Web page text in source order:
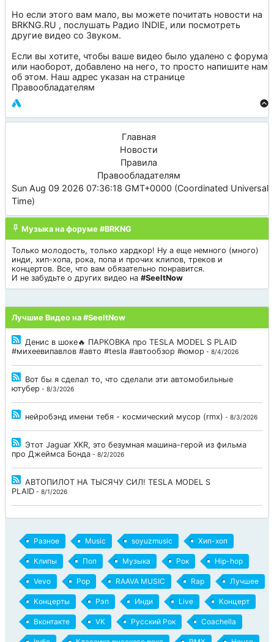
Но если этого вам мало, вы можете почитать новости на
BRKNG.RU , послушать Радио INDIE, или посмотреть
другие видео со Звуком.
Если вы хотите, чтобы ваше видео было удалено с форума
или наоборот, добавлено на него, то просто напишите нам
об этом. Наш адрес указан на странице
Правообладателям
Главная
Новости
Правила
Правообладателям
Sun Aug 09 2026 07:36:18 GMT+0000 (Coordinated Universal
Time)
Музыка на форуме #BRKNG
Только молодость, только хардкор! Ну а еще немного (много)
инди, хип-хопа, рока, попа и прочих клипов, треков и
концертов. Все, что вам обязательно понравится.
И не забудьте о других видео на #SeeItNow
Лучшие Видео на #SeeItNow
Денис в шоке🔥 ПАРКОВКА про TESLA MODEL S PLAID
#михеевипавлов #авто #tesla #автообзор #юмор - 8/4/2026
Вот бы я сделал то, что сделали эти автомобильные
ютубер - 8/3/2026
нейробэнд имени тебя - космический мусор (rmx) - 8/3/2026
Этот Jaguar XKR, это безумная машина-герой из фильма
про Джеймса Бонда - 8/2/2026
АВТОПИЛОТ НА ТЫСЯЧУ СИЛ! TESLA MODEL S
PLAID - 8/1/2026
Разное Music soyuzmusic Хип-хоп
Клипы Поп Музыка Рок Hip-hop
Vevo Pop RAAVA MUSIC Rap Лучшее
Концерты Рэп Инди Live Концерт
Вконтакте VK Русский Рок Coachella